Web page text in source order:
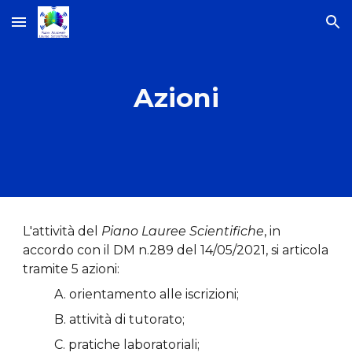
Skip to main content Skip to navigation
Azioni
L'attività del Piano Lauree Scientifiche, in
accordo con il DM n.289 del 14/05/2021, si articola
tramite 5 azioni:
A. orientamento alle iscrizioni;
B. attività di tutorato;
C. pratiche laboratoriali;